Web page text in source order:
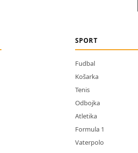
SPORT
Fudbal
Košarka
Tenis
Odbojka
Atletika
Formula 1
Vaterpolo